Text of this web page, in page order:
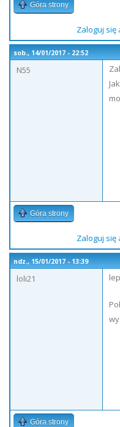
Góra strony
Zaloguj się
sob., 14/01/2017 - 22:52
N55
Góra strony
Zaloguj się
ndz., 15/01/2017 - 13:39
loli21
Góra strony